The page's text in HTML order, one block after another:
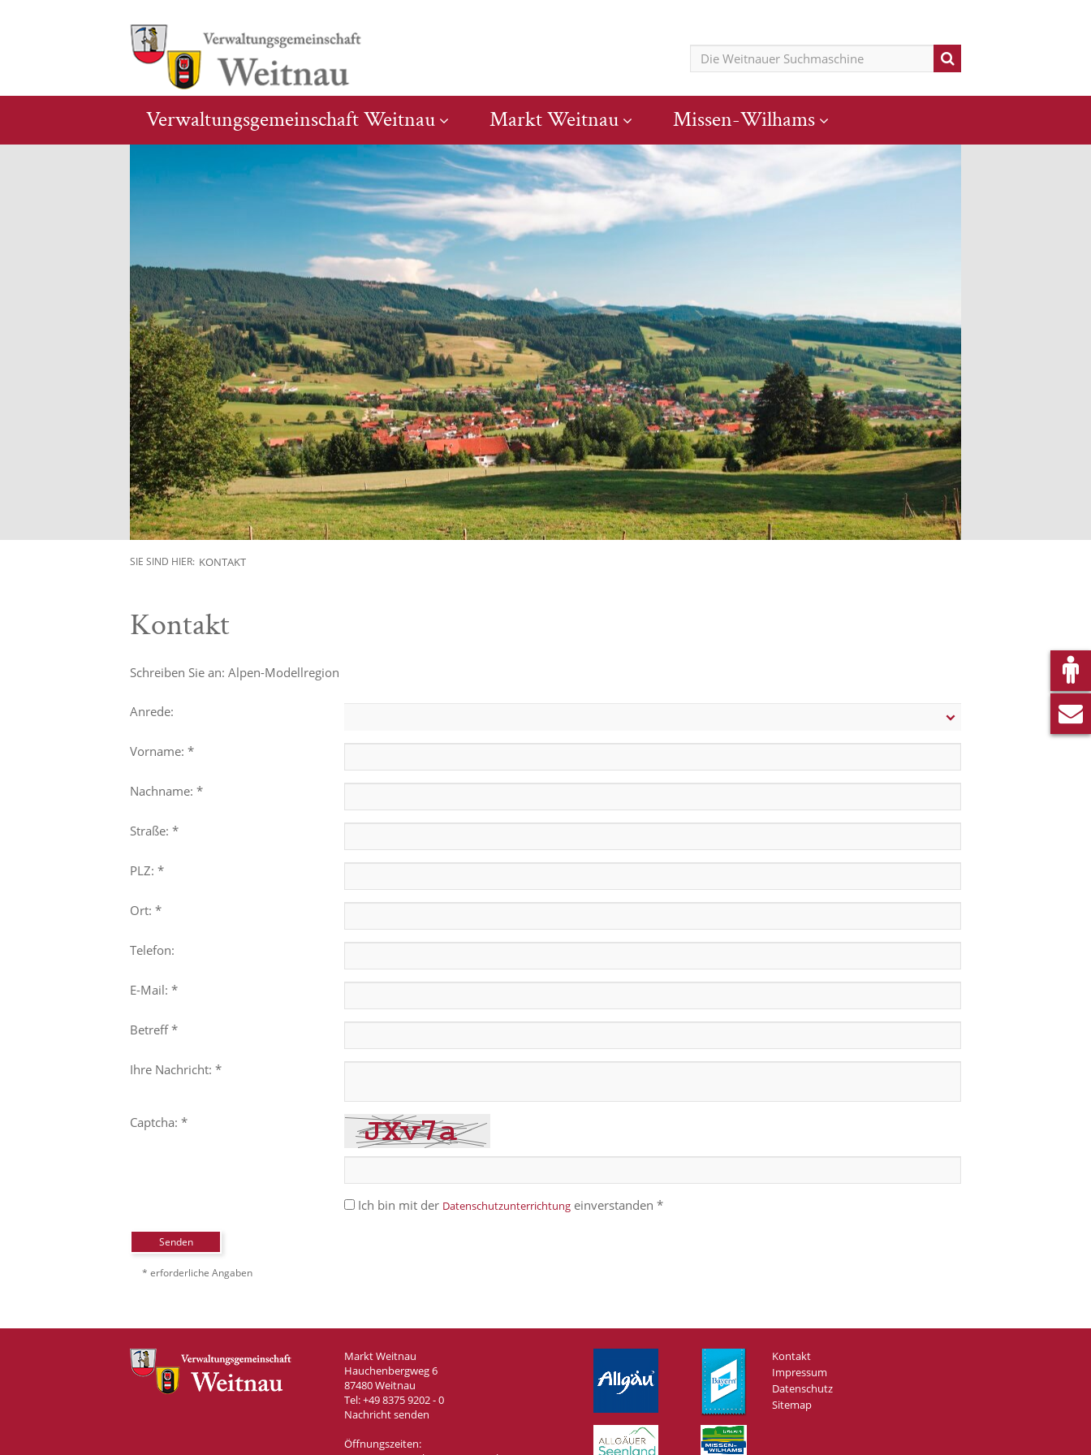
Verwaltungsgemeinschaft Weitnau Markt Weitnau Missen-Wilhams
SIE SIND HIER: KONTAKT
Kontakt
Schreiben Sie an: Alpen-Modellregion
Anrede:
Vorname: *
Nachname: *
Straße: *
PLZ: *
Ort: *
Telefon:
E-Mail: *
Betreff *
Ihre Nachricht: *
Captcha: *
Ich bin mit der Datenschutzunterrichtungeinverstanden *
Senden
* erforderliche Angaben
Kontakt
Impressum
Datenschutz
Sitemap
Markt Weitnau
Hauchenbergweg 6
87480 Weitnau
Tel:+49 8375 9202 - 0
Nachricht senden
Öffnungszeiten: